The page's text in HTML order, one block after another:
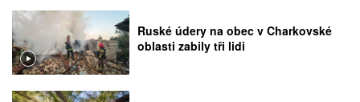
Ruské údery na obec v Charkovské
oblasti zabily tři lidi